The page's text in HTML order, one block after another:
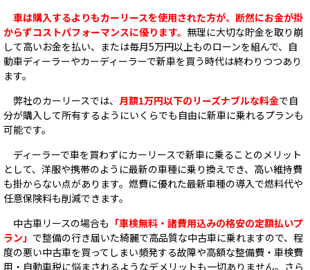
車は購入するよりもカーリースを使用された方が、断然にお金が掛
からずコストパフォーマンスに優ります。 無理に大切な貯金を取り崩
して高いお金を払い、または毎月5万円以上ものローンを組んで、自
動車ディーラーやカーディーラーで新車を買う時代は終わりつつあり
ます。
弊社のカーリースでは、 月額1万円以下のリーズナブルな料金で自
分が購入して所有するようにいくらでも自由に新車に乗れるプランも
可能です。
ディーラーで車を買わずにカーリースで新車に乗ることのメリット
として、洋服や携帯のように最新の車種に乗り換えでき、高い維持費
も掛からない点があります。燃費に優れた最新車種の導入で燃料代や
任意保険料も削減できます。
中古車リースの場合も 「車検無料・諸費用込みの格安の定額払いプ
ラン」 で整備の行き届いた綺麗で高品質な中古車に乗れますので、程
度の悪い中古車を買ってしまい頻発する故障や高額な整備費・車検費
用・自動車税に悩まされるようなデメリットも一切ありません。さら